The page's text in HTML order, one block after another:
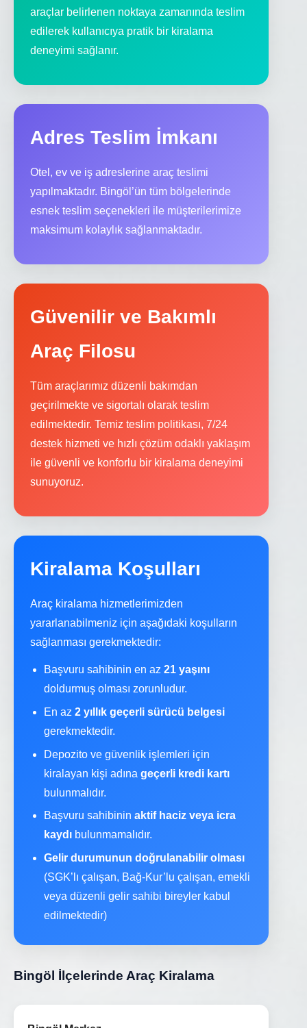
araçlar belirlenen noktaya zamanında teslim
edilerek kullanıcıya pratik bir kiralama
deneyimi sağlanır.
Adres Teslim İmkanı
Otel, ev ve iş adreslerine araç teslimi
yapılmaktadır. Bingöl’ün tüm bölgelerinde
esnek teslim seçenekleri ile müşterilerimize
maksimum kolaylık sağlanmaktadır.
Güvenilir ve Bakımlı
Araç Filosu
Tüm araçlarımız düzenli bakımdan
geçirilmekte ve sigortalı olarak teslim
edilmektedir. Temiz teslim politikası, 7/24
destek hizmeti ve hızlı çözüm odaklı yaklaşım
ile güvenli ve konforlu bir kiralama deneyimi
sunuyoruz.
Kiralama Koşulları
Araç kiralama hizmetlerimizden
yararlanabilmeniz için aşağıdaki koşulların
sağlanması gerekmektedir:
Başvuru sahibinin en az 21 yaşını
doldurmuş olması zorunludur.
En az 2 yıllık geçerli sürücü belgesi
gerekmektedir.
Depozito ve güvenlik işlemleri için
kiralayan kişi adına geçerli kredi kartı
bulunmalıdır.
Başvuru sahibinin aktif haciz veya icra
kaydı bulunmamalıdır.
Gelir durumunun doğrulanabilir olması
(SGK’lı çalışan, Bağ-Kur’lu çalışan, emekli
veya düzenli gelir sahibi bireyler kabul
edilmektedir)
Bingöl İlçelerinde Araç Kiralama